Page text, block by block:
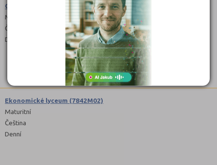
Cestovní ruch (6542M02)
Maturitní
Čeština
Denní
Ekonomické lyceum (7842M02)
Maturitní
Čeština
Denní